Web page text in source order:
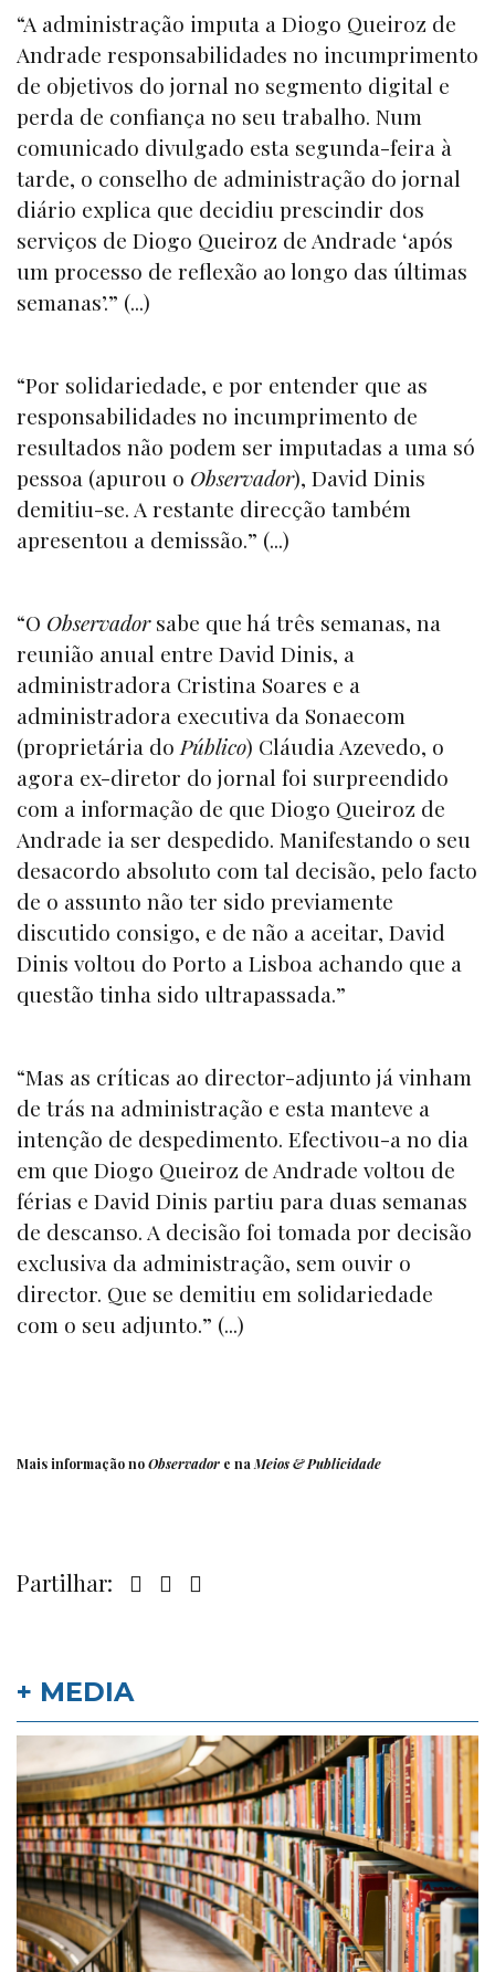
“A administração imputa a Diogo Queiroz de
Andrade responsabilidades no incumprimento
de objetivos do jornal no segmento digital e
perda de confiança no seu trabalho. Num
comunicado divulgado esta segunda-feira à
tarde, o conselho de administração do jornal
diário explica que decidiu prescindir dos
serviços de Diogo Queiroz de Andrade ‘após
um processo de reflexão ao longo das últimas
semanas’.” (...)
“Por solidariedade, e por entender que as
responsabilidades no incumprimento de
resultados não podem ser imputadas a uma só
pessoa (apurou o Observador), David Dinis
demitiu-se. A restante direcção também
apresentou a demissão.” (...)
“O Observadorsabe que há três semanas, na
reunião anual entre David Dinis, a
administradora Cristina Soares e a
administradora executiva da Sonaecom
(proprietária doPúblico) Cláudia Azevedo, o
agora ex-diretor do jornal foi surpreendido
com a informação de que Diogo Queiroz de
Andrade ia ser despedido. Manifestando o seu
desacordo absoluto com tal decisão, pelo facto
de o assunto não ter sido previamente
discutido consigo, e de não a aceitar, David
Dinis voltou do Porto a Lisboa achando que a
questão tinha sido ultrapassada.”
“Mas as críticas ao director-adjunto já vinham
de trás na administração e esta manteve a
intenção de despedimento. Efectivou-a no dia
em que Diogo Queiroz de Andrade voltou de
férias e David Dinis partiu para duas semanas
de descanso. A decisão foi tomada por decisão
exclusiva da administração, sem ouvir o
director. Que se demitiu em solidariedade
com o seu adjunto.” (...)
Mais informação noObservador e na Meios & Publicidade
Partilhar:
+ MEDIA